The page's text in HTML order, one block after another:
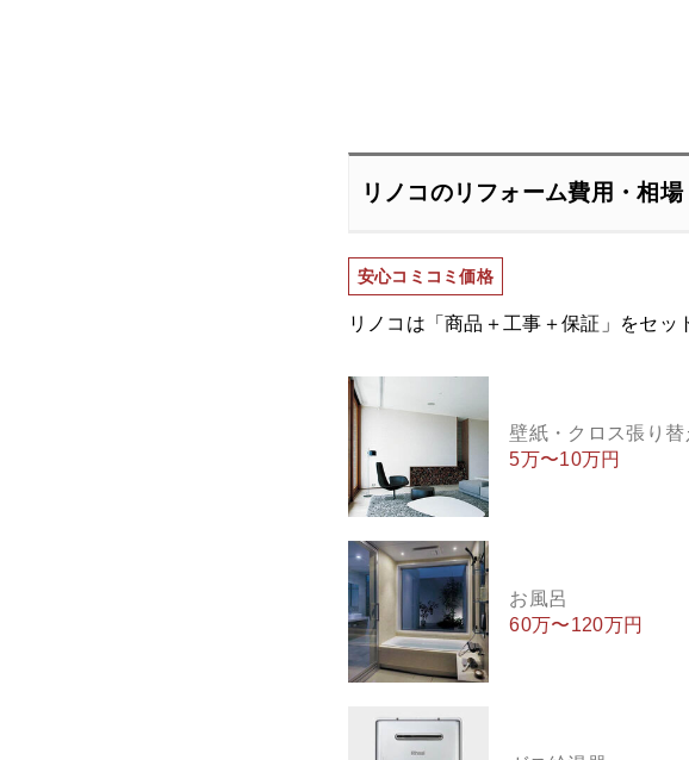
リノコのリフォーム費用・相場
安心コミコミ価格
リノコは「商品＋工事＋保証」をセッ
壁紙・クロス張り替
5万〜10万円
お風呂
60万〜120万円